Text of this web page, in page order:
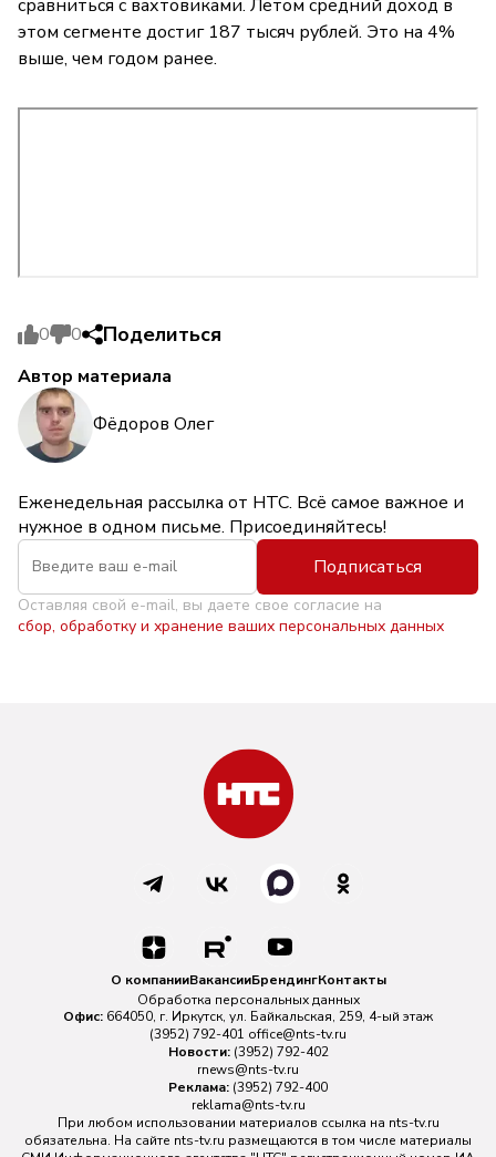
сравниться с вахтовиками. Летом средний доход в
этом сегменте достиг 187 тысяч рублей. Это на 4%
выше, чем годом ранее.
0 0 Поделиться
Автор материала
Фёдоров Олег
Еженедельная рассылка от НТС. Всё самое важное и
нужное в одном письме. Присоединяйтесь!
Подписаться
Оставляя свой e-mail, вы даете свое согласие на
сбор, обработку и хранение ваших персональных данных
О компанииВакансииБрендингКонтакты
Обработка персональных данных
Офис: 664050, г. Иркутск, ул. Байкальская, 259, 4-ый этаж
(3952) 792-401 office@nts-tv.ru
Новости: (3952) 792-402
rnews@nts-tv.ru
Реклама: (3952) 792-400
reklama@nts-tv.ru
При любом использовании материалов ссылка на nts-tv.ru
обязательна. На сайте nts-tv.ru размещаются в том числе материалы